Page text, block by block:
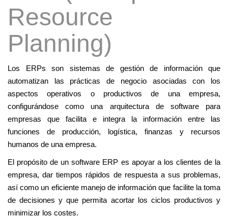
i
ó
n
Resource
Planning)
Los ERPs son sistemas de gestión de información que
automatizan las prácticas de negocio asociadas con los
aspectos operativos o productivos de una empresa,
configurándose como una arquitectura de software para
empresas que facilita e integra la información entre las
funciones de producción, logística, finanzas y recursos
humanos de una empresa.
El propósito de un software ERP es apoyar a los clientes de la
empresa, dar tiempos rápidos de respuesta a sus problemas,
así como un eficiente manejo de información que facilite la toma
de decisiones y que permita acortar los ciclos productivos y
minimizar los costes.